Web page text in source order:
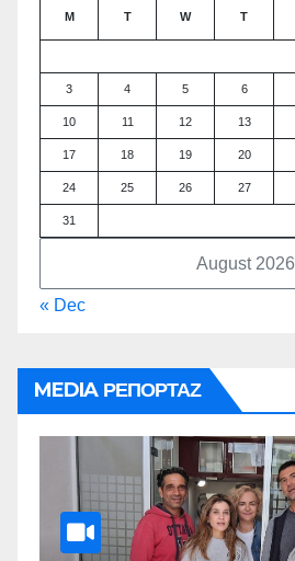
August 2026
M T W T
3 4 5 6
10 11 12 13
17 18 19 20
24 25 26 27
31
« Dec
MEDIA ΡΕΠΟΡΤΑΖ